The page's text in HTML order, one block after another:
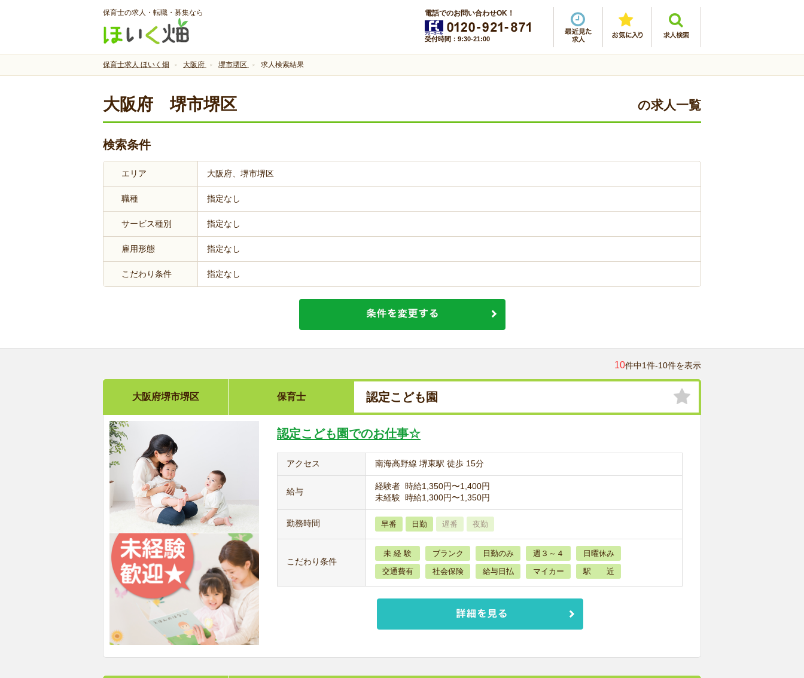
保育士の求人・転職・募集なら 電話でのお問い合わせOK！
受付時間：9:30-21:00
保育士求人 ほいく畑 大阪府 堺市堺区 求人検索結果
大阪府 堺市堺区 の求人一覧
検索条件
エリア 大阪府、堺市堺区
職種 指定なし
サービス種別 指定なし
雇用形態 指定なし
こだわり条件 指定なし
10件中1件-10件を表示
大阪府堺市堺区 保育士 認定こども園
認定こども園でのお仕事☆
アクセス 南海高野線 堺東駅 徒歩 15分
給与
経験者 時給1,350円〜1,400円
未経験 時給1,300円〜1,350円
勤務時間 早番 日勤 遅番 夜勤
こだわり条件
未 経 験 ブランク 日勤のみ 週３～４
日曜休み
交通費有
社会保険 給与日払 マイカー 駅 近